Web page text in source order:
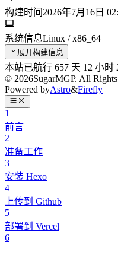
构建时间 2026年7月16日
系统信息Linux / x86_64
展开构建信息
本站已航行 657 天 12 小时
© 2026SugarMGP. All
Powered byAstro&Firefly
1
前言
2
准备工作
3
安装 Hexo
4
上传到 Github
5
部署到 Vercel
6